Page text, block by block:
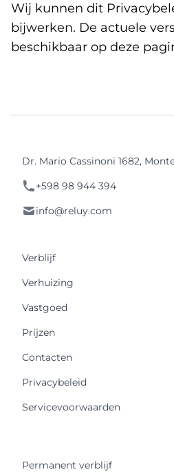
Wij kunnen dit
bijwerken. De actuele
beschikbaar op deze
Dr. Mario Cassinoni 1682,
+598 98 944 394
info@reluy.com
Verblijf
Verhuizing
Vastgoed
Prijzen
Contacten
Privacybeleid
Servicevoorwaarden
Permanent verblijf